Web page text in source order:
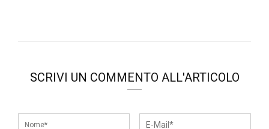
SCRIVI UN COMMENTO ALL'ARTICOLO